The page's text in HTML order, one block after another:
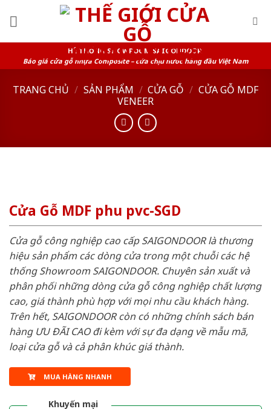
HỆ THỐNG SHOWROOM SAIGONDOOR
Báo giá cửa gỗ nhựa Composite – cửa chịu nước hàng đầu Việt Nam
TRANG CHỦ / SẢN PHẨM / CỬA GỖ / CỬA GỖ MDF
VENEER
Cửa Gỗ MDF phu pvc-SGD
Cửa gỗ công nghiệp cao cấp SAIGONDOOR là thương
hiệu sản phẩm các dòng cửa trong một chuỗi các hệ
thống Showroom SAIGONDOOR. Chuyên sản xuất và
phân phối những dòng cửa gỗ công nghiệp chất lượng
cao, giá thành phù hợp với mọi nhu cầu khách hàng.
Trên hết, SAIGONDOOR còn có những chính sách bán
hàng ƯU ĐÃI CAO đi kèm với sự đa dạng về mẫu mã,
loại cửa gỗ và cả phân khúc giá thành.
MUA HÀNG NHANH
Khuyến mại